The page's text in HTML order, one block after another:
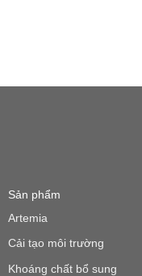
Sản phẩm
Artemia
Cải tạo môi trường
Khoáng chất bổ sung